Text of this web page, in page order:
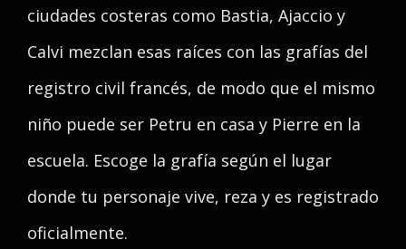
ciudades costeras como Bastia, Ajaccio y
Calvi mezclan esas raíces con las grafías del
registro civil francés, de modo que el mismo
niño puede ser Petru en casa y Pierre en la
escuela. Escoge la grafía según el lugar
donde tu personaje vive, reza y es registrado
oficialmente.